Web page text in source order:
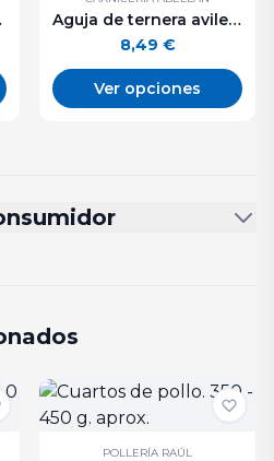
Aguja de ternera avileña 500 g. aprox.
8,49 €
Ver opciones
POLLERÍA RAÚL